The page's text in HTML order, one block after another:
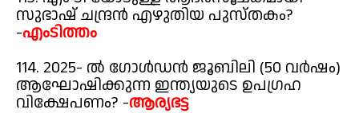
സുഭാഷ് ചന്ദ്രൻ എഴുതിയ പുസ്തകം?
-എംടിത്തം
114. 2025- ൽ ഗോൾഡൻ ജൂബിലി (50 വർഷം)
ആഘോഷിക്കുന്ന ഇന്ത്യയുടെ ഉപഗ്രഹ
വിക്ഷേപണം? -ആര്യഭട്ട